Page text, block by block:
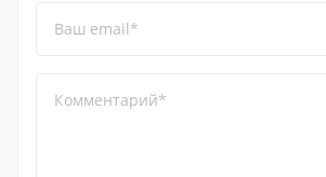
Ваш email*
Комментарий*